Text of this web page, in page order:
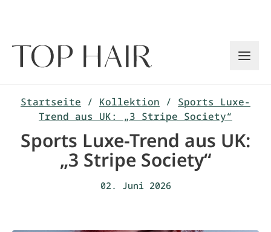
Startseite / Kollektion / Sports Luxe-
Trend aus UK: „3 Stripe Society“
Sports Luxe-Trend aus UK:
„3 Stripe Society“
02. Juni 2026